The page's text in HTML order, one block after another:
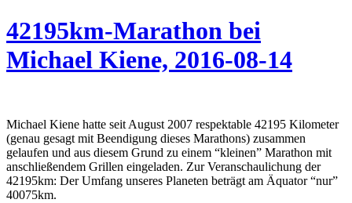
42195km-Marathon bei
Michael Kiene, 2016-08-14
Michael Kiene hatte seit August 2007 respektable 42195 Kilometer
(genau gesagt mit Beendigung dieses Marathons) zusammen
gelaufen und aus diesem Grund zu einem “kleinen” Marathon mit
anschließendem Grillen eingeladen. Zur Veranschaulichung der
42195km: Der Umfang unseres Planeten beträgt am Äquator “nur”
40075km.